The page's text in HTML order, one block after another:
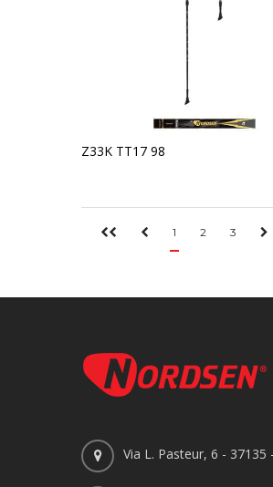
Z33K TT17 98
1 2 3
Via L. Pasteur, 6 - 37135